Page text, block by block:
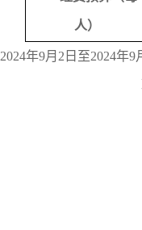
人）
2024年9月 2 日至2024年9